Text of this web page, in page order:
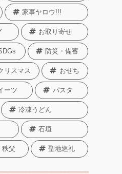
家事ヤロウ!!!
お取り寄せ
防災・備蓄
リスマス おせち
ーツ パスタ
冷凍うどん
石垣
秩父 聖地巡礼